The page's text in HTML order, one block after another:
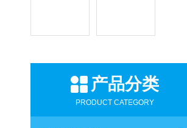
产品分类
PRODUCT CATEGORY